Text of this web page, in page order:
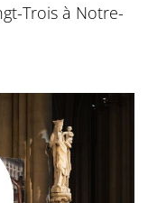
Trois à Notre-